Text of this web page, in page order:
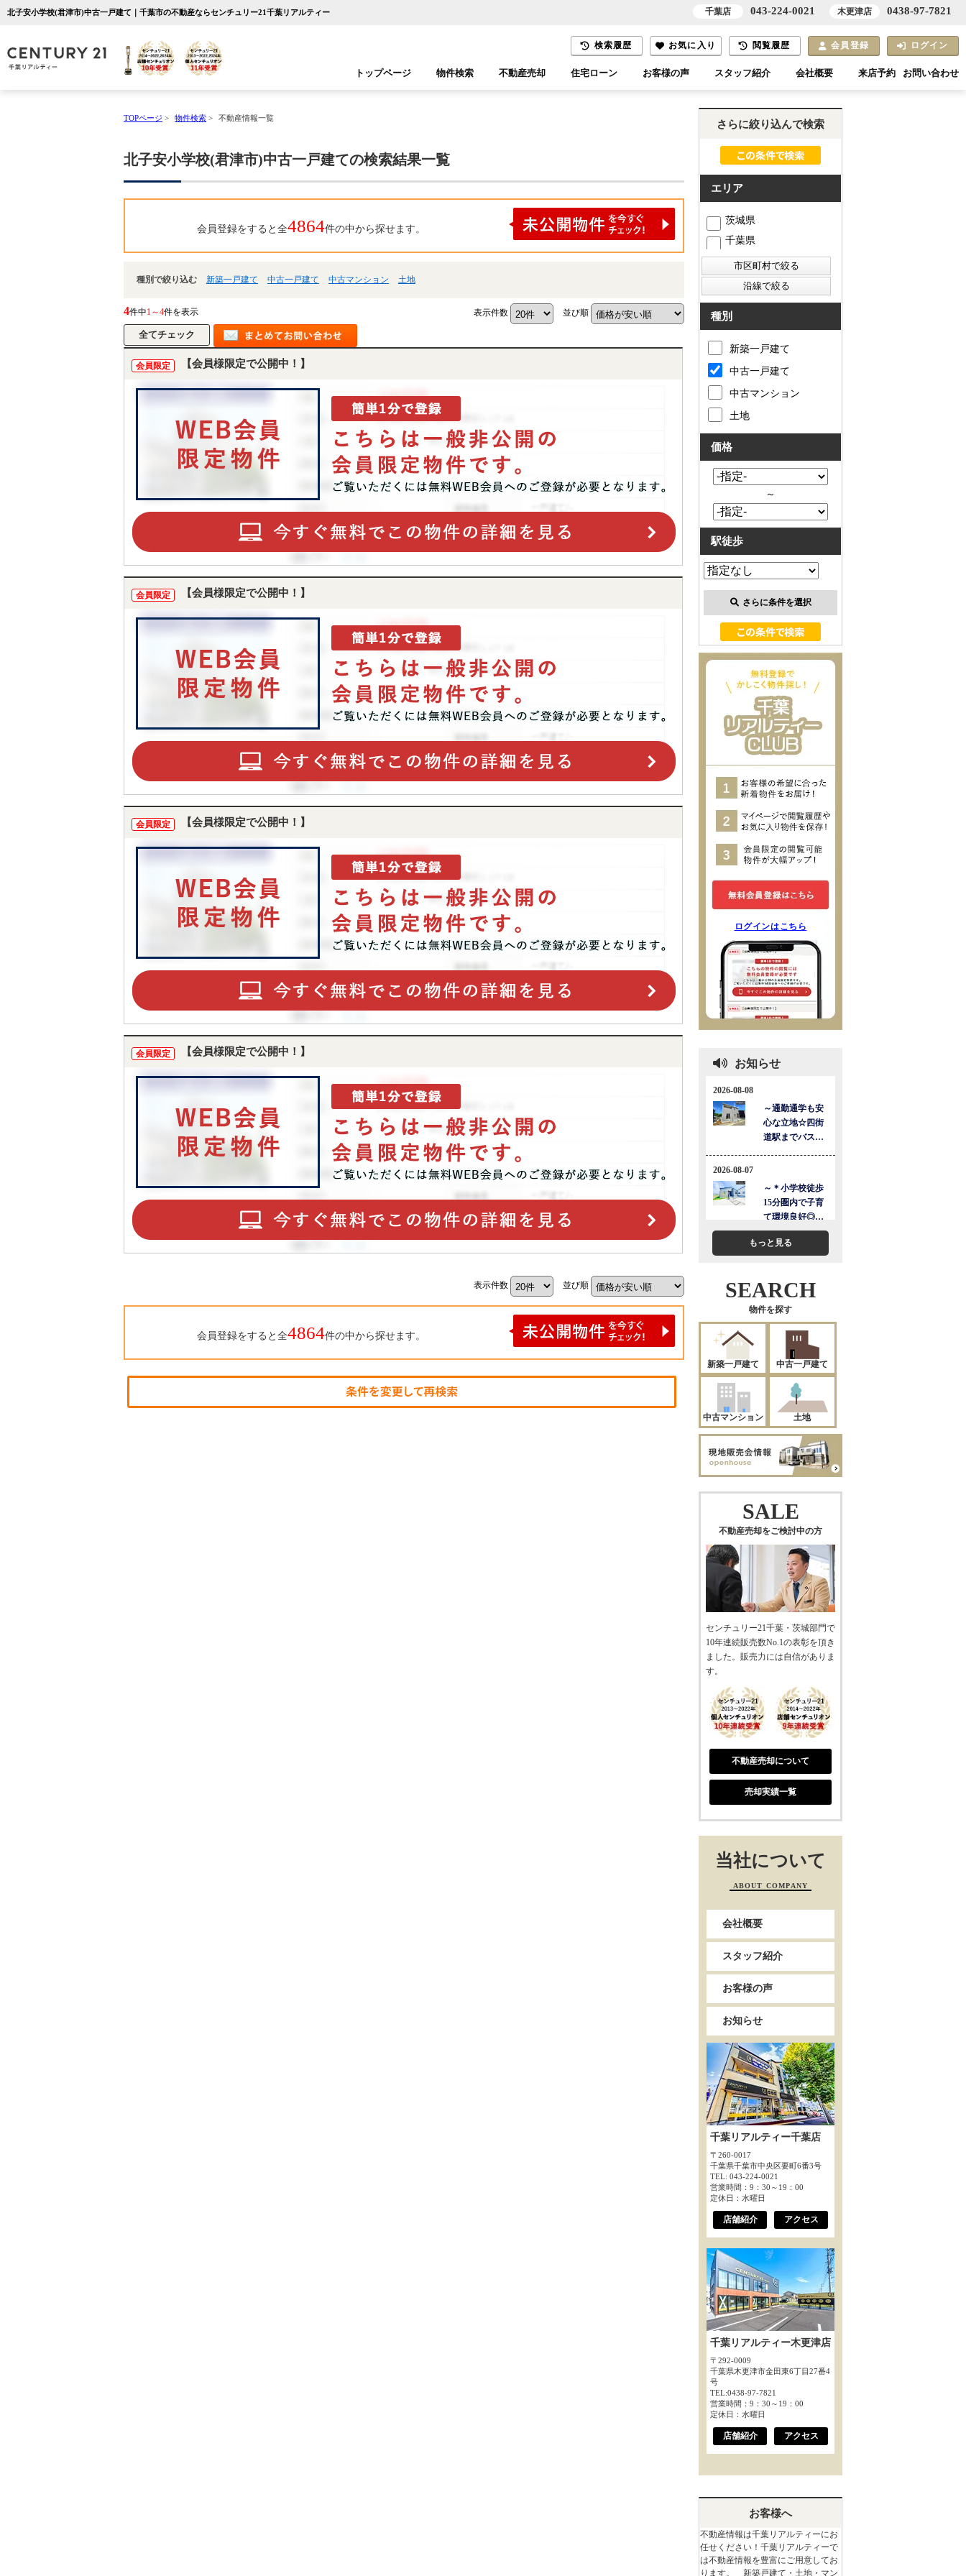
北子安小学校(君津市)中古一戸建て｜千葉市の不動産ならセンチュリー21千葉リアルティー
検索履歴 お気に入り 閲覧履歴 会員登録 ログイン
トップページ 物件検索 不動産売却 住宅ローン お客様の声 スタッフ紹介 会社概要 来店予約 お問い合わせ
TOPページ > 物件検索 > 不動産情報一覧
北子安小学校(君津市)中古一戸建ての検索結果一覧
会員登録をすると全4864件の中から探せます。
種別で絞り込む 新築一戸建て 中古一戸建て 中古マンション 土地
4件中1～4件を表示 表示件数 並び順
会員限定 【会員様限定で公開中！】
会員限定 【会員様限定で公開中！】
会員限定 【会員様限定で公開中！】
会員限定 【会員様限定で公開中！】
表示件数 並び順
会員登録をすると全4864件の中から探せます。
さらに絞り込んで検索
エリア
茨城県
千葉県
種別
新築一戸建て
中古一戸建て
中古マンション
土地
価格
～
駅徒歩
さらに条件を選択
ログインはこちら
お知らせ
もっと見る
SEARCH
物件を探す
新築一戸建て 中古一戸建て
中古マンション 土地
SALE
不動産売却をご検討中の方
センチュリー21千葉・茨城部門で
10年連続販売数No.1の表彰を頂き
ました。販売力には自信がありま
す。
不動産売却について
売却実績一覧
当社について
ABOUT COMPANY
会社概要
スタッフ紹介
お客様の声
お知らせ
千葉リアルティー千葉店
〒260-0017
千葉県千葉市中央区要町6番3号
TEL: 043-224-0021
営業時間：9：30～19：00
定休日：水曜日
店舗紹介 アクセス
千葉リアルティー木更津店
〒292-0009
千葉県木更津市金田東6丁目27番4
号
TEL:0438-97-7821
営業時間：9：30～19：00
定休日：水曜日
店舗紹介 アクセス
お客様へ
不動産情報は千葉リアルティーにお
任せください！千葉リアルティーで
は不動産情報を豊富にご用意してお
ります。 新築戸建て・土地・マン
千葉店 043-224-0021 木更津店 0438-97-7821